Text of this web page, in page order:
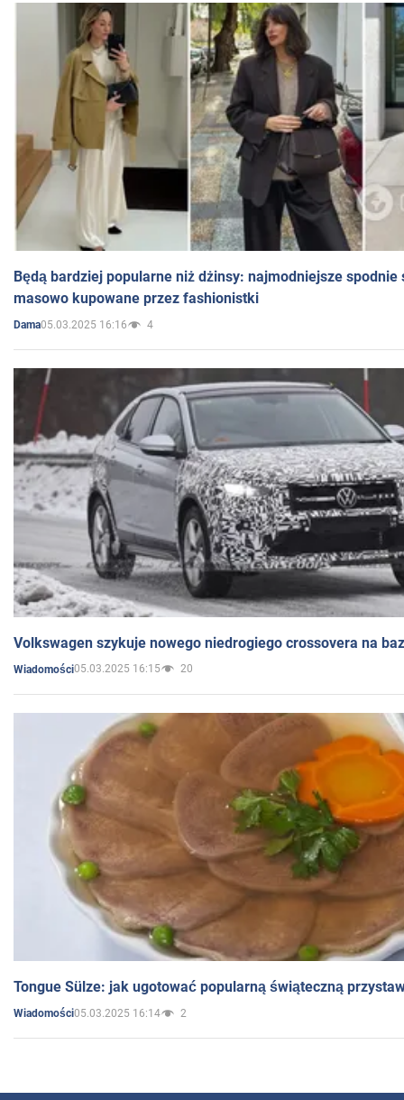
Będą bardziej popularne niż dżinsy: najmodniejsze spodnie
masowo kupowane przez fashionistki
Dama05.03.2025 16:16 4
Volkswagen szykuje nowego niedrogiego crossovera na
Wiadomości05.03.2025 16:15 20
Tongue Sülze: jak ugotować popularną świąteczną
Wiadomości05.03.2025 16:14 2